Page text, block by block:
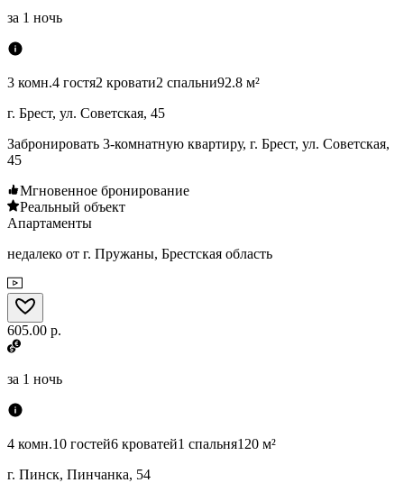
за 1 ночь
3 комн.4 гостя2 кровати2 спальни92.8 м²
г. Брест, ул. Советская, 45
Забронировать 3-комнатную квартиру, г. Брест, ул. Советская,
45
Мгновенное бронирование
Реальный объект
Апартаменты
недалеко от г. Пружаны, Брестская область
605.00 р.
за 1 ночь
4 комн.10 гостей6 кроватей1 спальня120 м²
г. Пинск, Пинчанка, 54